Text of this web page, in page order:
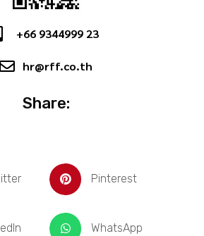
+66 9344999 23
hr@rff.co.th
Share:
Pinterest
WhatsApp